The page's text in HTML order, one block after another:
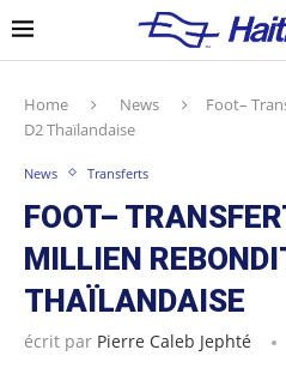
Home News
Foot–
D2 Thaïlandaise
News Transferts
FOOT–
MILLIEN
THAÏLANDAISE
écrit par Pierre Caleb Jephté